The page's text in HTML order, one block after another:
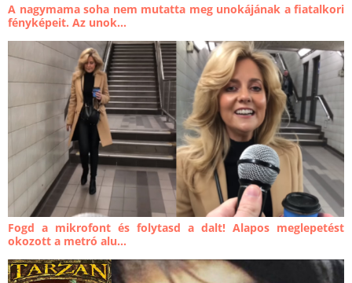
A nagymama soha nem mutatta meg unokájának a fiatalkori
fényképeit. Az unok...
Fogd a mikrofont és folytasd a dalt! Alapos meglepetést
okozott a metró alu...